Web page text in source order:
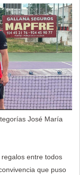
José María
entre todos
que puso